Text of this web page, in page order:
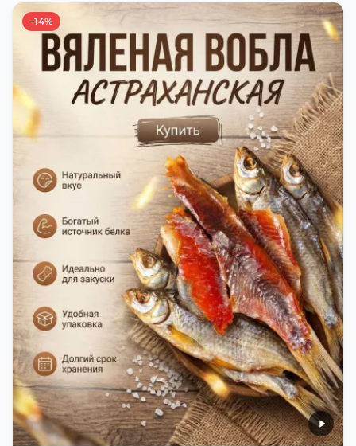
-14%